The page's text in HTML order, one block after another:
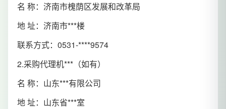
名 称：济南市槐荫区发展和改革局
地 址：济南市***楼
联系方式：0531-****9574
2.采购代理机***（如有）
名 称：山东***有限公司
地 址：山东省***室